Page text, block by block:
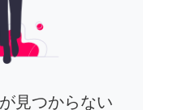
見つからない